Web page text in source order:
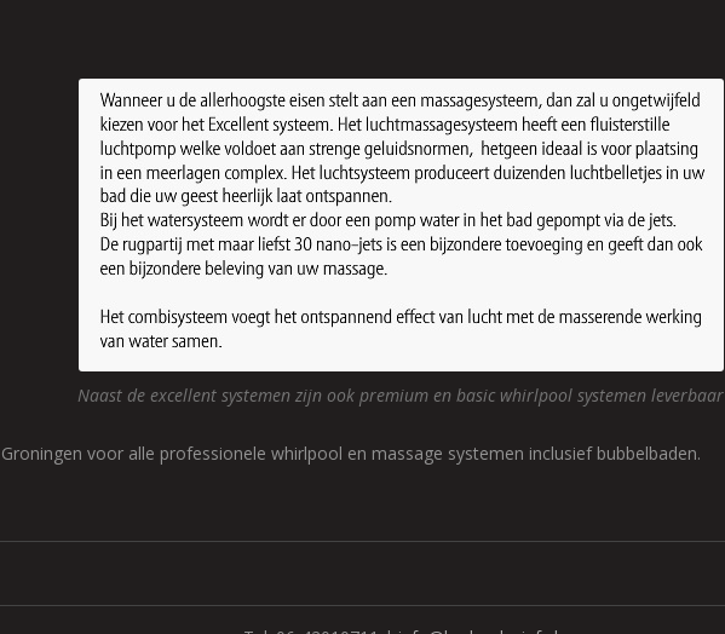
Naast de excellent systemen zijn ook premium en basic whirlpool systemen leverbaar
voor alle professionele whirlpool en massage systemen inclusief bubbelbaden.